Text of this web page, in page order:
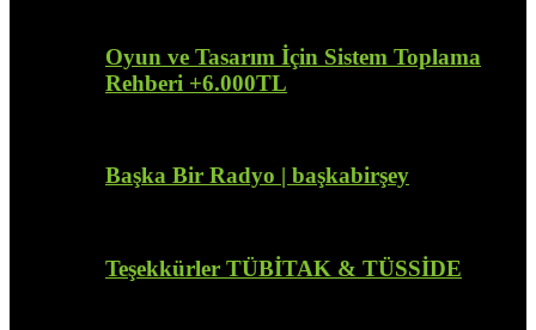
Oyun ve Tasarım İçin Sistem Toplama
Rehberi +6.000TL
Başka Bir Radyo | başkabirşey
Teşekkürler TÜBİTAK & TÜSSİDE